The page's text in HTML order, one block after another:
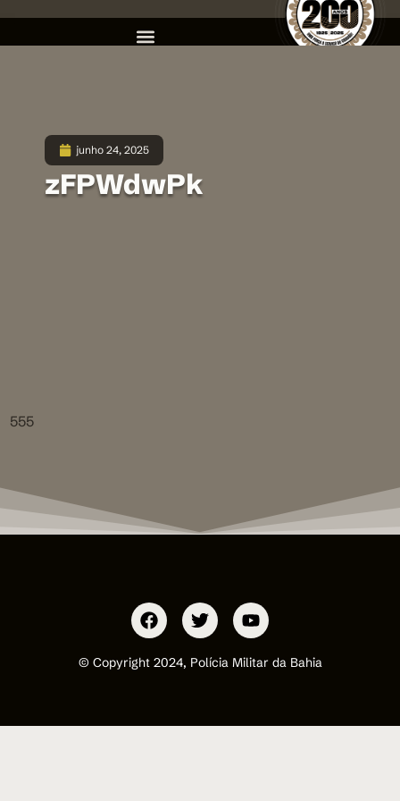
junho 24, 2025
zFPWdwPk
555
© Copyright 2024, Polícia Militar da Bahia